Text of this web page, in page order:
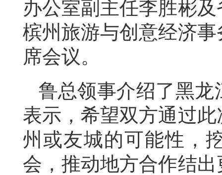
办公室副主任李胜彬
槟州旅游与创意经济
席会议。
鲁总领事介绍了黑
表示，希望双方通过
州或友城的可能性，
会，推动地方合作结